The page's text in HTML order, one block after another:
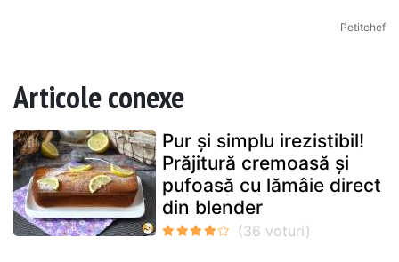
Petitchef
Articole conexe
Pur și simplu irezistibil!
Prăjitură cremoasă și
pufoasă cu lămâie direct
din blender